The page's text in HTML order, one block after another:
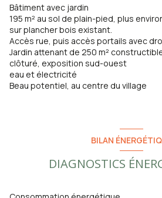
Bâtiment avec jardin
195 m² au sol de plain-pied, plus
sur plancher bois existant.
Accès rue, puis accès portails avec
Jardin attenant de 250 m²
clôturé, exposition sud-ouest
eau et électricité
Beau potentiel, au centre du village
BILAN
DIAGNOSTICS